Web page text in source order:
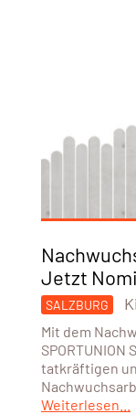
Jetzt
SALZBURG
Mit dem
tatkräftigen
Weiterlesen...